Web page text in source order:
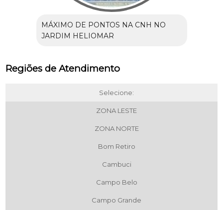
MÁXIMO DE PONTOS NA CNH NO
JARDIM HELIOMAR
Regiões de Atendimento
Selecione:
ZONA LESTE
ZONA NORTE
Bom Retiro
Cambuci
Campo Belo
Campo Grande